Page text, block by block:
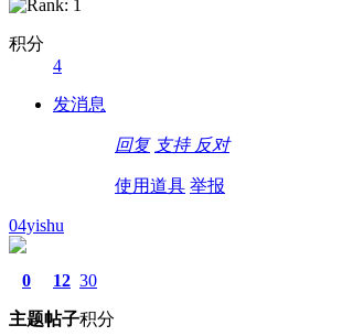
积分
4
发消息
回复 支持 反对
使用道具 举报
04yishu
0
主题
12
帖子
30
积分